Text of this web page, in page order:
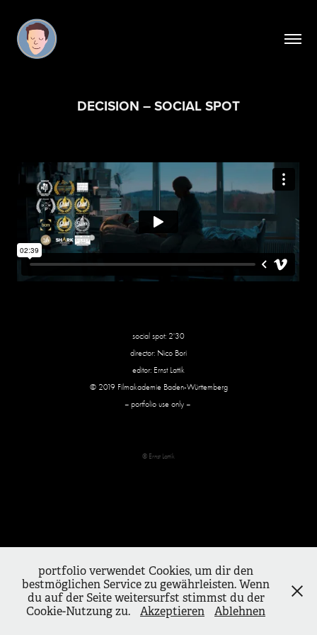
DECISION – SOCIAL SPOT
social spot: 2'30
director: Nico Bori
editor: Ernst Lattik
© 2019 Filmakademie Baden-Württemberg
– portfolio use only –
© Ernst Lattik
portfolio verwendet Cookies, um dir den
bestmöglichen Service zu gewährleisten. Wenn
du auf der Seite weitersurfst stimmst du der
Cookie-Nutzung zu.
Akzeptieren Ablehnen